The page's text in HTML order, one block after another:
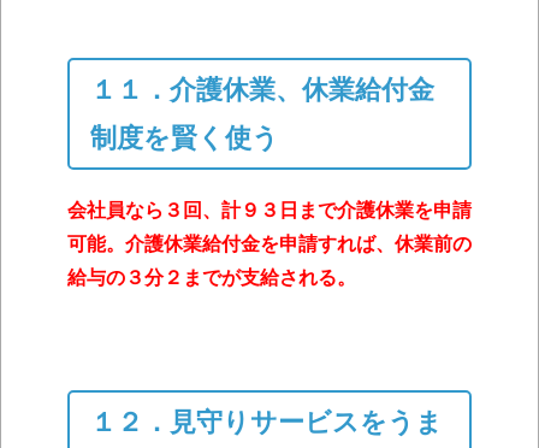
１１．介護休業、休業給付金
制度を賢く使う
会社員なら３回、計９３日まで介護休業を申請
可能。介護休業給付金を申請すれば、休業前の
給与の３分２までが支給される。
１２．見守りサービスをうま